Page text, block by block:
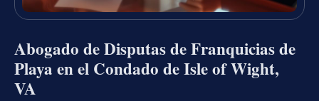
Abogado de Disputas de Franquicias de
Playa en el Condado de Isle of Wight,
VA